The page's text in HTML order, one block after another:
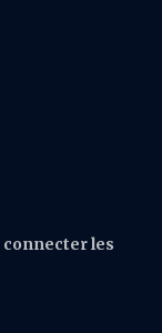
connecter les